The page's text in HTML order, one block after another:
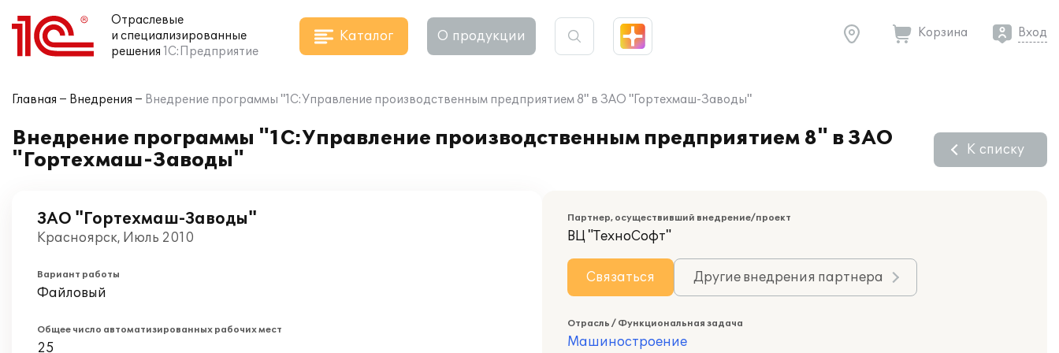
Отраслевые
и специализированные
решения 1С:Предприятие
Каталог О продукции Корзина Вход
Главная Внедрения Внедрение программы "1С:Управление производственным предприятием 8" в ЗАО "Гортехмаш-Заводы"
Внедрение программы "1С:Управление производственным предприятием 8" в ЗАО
"Гортехмаш-Заводы"
К списку
ЗАО "Гортехмаш-Заводы"
Красноярск, Июль 2010
Вариант работы
Файловый
Общее число автоматизированных рабочих мест
25
Партнер, осуществивший внедрение/проект
ВЦ "ТехноСофт"
Связаться Другие внедрения партнера
Отрасль / Функциональная задача
Машиностроение